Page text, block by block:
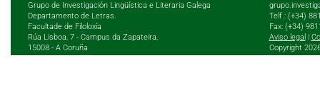
Grupo de Investigación Lingüística e Literaria Galega
Departamento de Letras.
Facultade de Filoloxía
Rúa Lisboa, 7 - Campus da Zapateira,
15008 - A Coruña
Telf.: (+34)
Fax: (+34)
Aviso legal
Copyright